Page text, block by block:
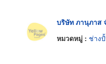
บริษัท ภานุภาส
หมวดหมู่ : ช่าง